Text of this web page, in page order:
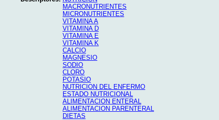
MACRONUTRIENTES
MICRONUTRIENTES
VITAMINA A
VITAMINA D
VITAMINA E
VITAMINA K
CALCIO
MAGNESIO
SODIO
CLORO
POTASIO
NUTRICION DEL ENFERMO
ESTADO NUTRICIONAL
ALIMENTACION ENTERAL
ALIMENTACION PARENTERAL
DIETAS